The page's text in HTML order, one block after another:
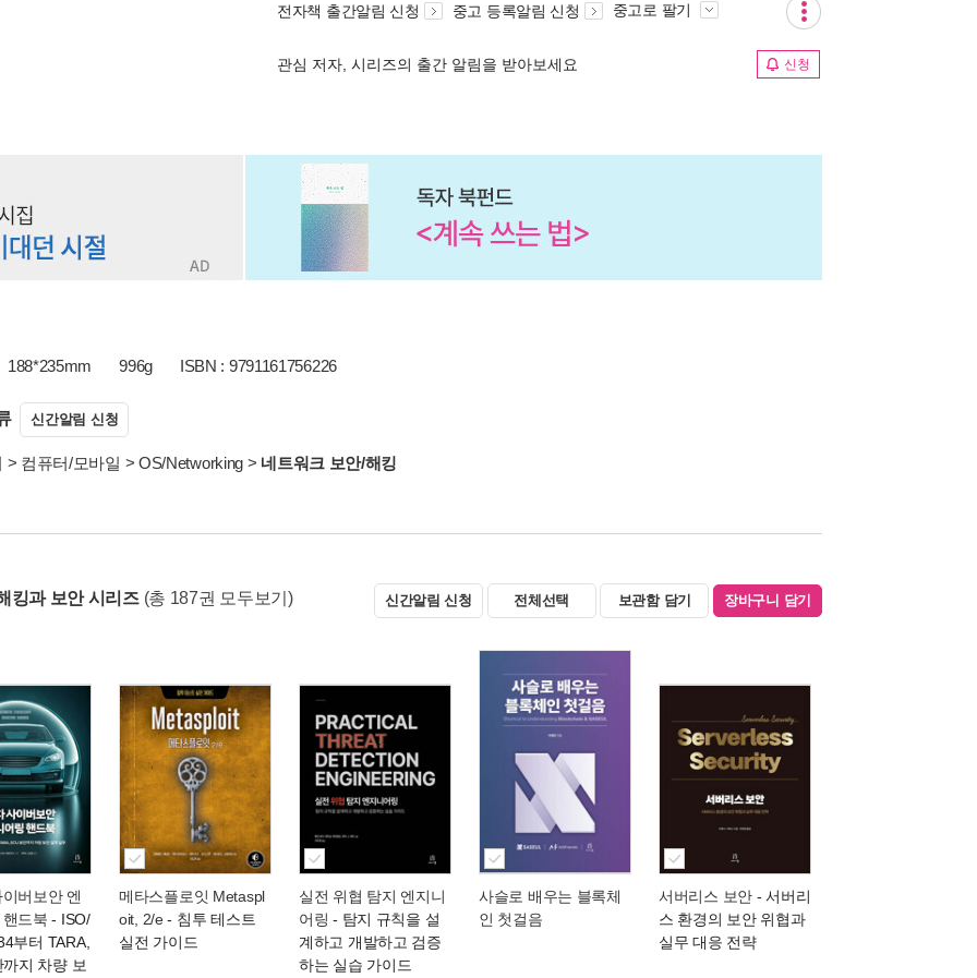
전자책 출간알림 신청 중고 등록알림 신청 중고로 팔기
관심 저자, 시리즈의 출간 알림을 받아보세요 신청
188*235mm 996g ISBN : 9791161756226
신간알림 신청
> 컴퓨터/모바일 > OS/Networking > 네트워크 보안/해킹
킹과 보안 시리즈 (총 187권 모두보기) 신간알림 신청 전체선택 보관함 담기 장바구니 담기
버보안 엔
드북 - ISO/
부터 TARA,
지 차량 보
메타스플로잇 Metaspl
oit, 2/e- 침투 테스트
실전 가이드
실전 위협 탐지 엔지니
어링 - 탐지 규칙을 설
계하고 개발하고 검증
하는 실습 가이드
사슬로 배우는 블록체
인 첫걸음
서버리스 보안 - 서버리
스 환경의 보안 위협과
실무 대응 전략